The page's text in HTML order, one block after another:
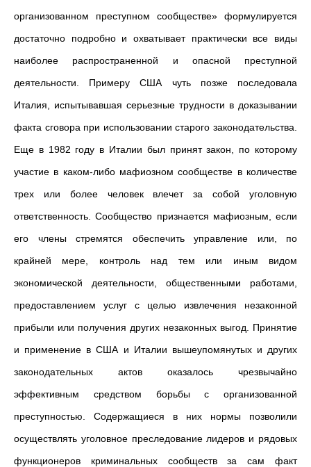
организованном преступном сообществе» формулируется
достаточно подробно и охватывает практически все виды
наиболее распространенной и опасной преступной
деятельности. Примеру США чуть позже последовала
Италия, испытывавшая серьезные трудности в доказывании
факта сговора при использовании старого законодательства.
Еще в 1982 году в Италии был принят закон, по которому
участие в каком-либо мафиозном сообществе в количестве
трех или более человек влечет за собой уголовную
ответственность. Сообщество признается мафиозным, если
его члены стремятся обеспечить управление или, по
крайней мере, контроль над тем или иным видом
экономической деятельности, общественными работами,
предоставлением услуг с целью извлечения незаконной
прибыли или получения других незаконных выгод. Принятие
и применение в США и Италии вышеупомянутых и других
законодательных актов оказалось чрезвычайно
эффективным средством борьбы с организованной
преступностью. Содержащиеся в них нормы позволили
осуществлять уголовное преследование лидеров и рядовых
функционеров криминальных сообществ за сам факт